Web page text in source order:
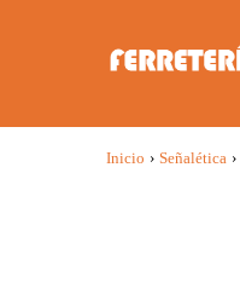
Inicio › Señalética ›